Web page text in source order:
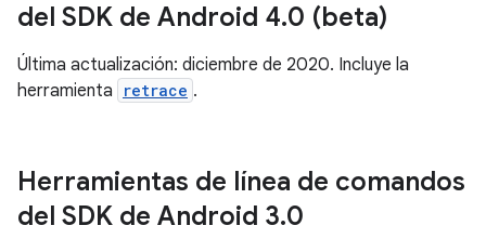
del SDK de Android 4.0 (beta)
Última actualización: diciembre de 2020. Incluye la
herramienta
retrace .
Herramientas de línea de comandos
del SDK de Android 3.0